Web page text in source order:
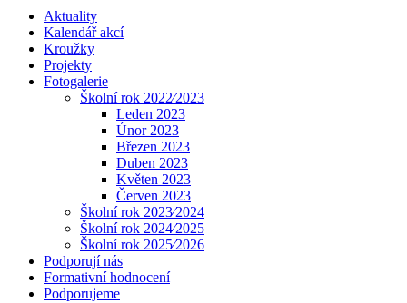
Aktuality
Kalendář akcí
Kroužky
Projekty
Fotogalerie
Školní rok 2022⁄2023
Leden 2023
Únor 2023
Březen 2023
Duben 2023
Květen 2023
Červen 2023
Školní rok 2023⁄2024
Školní rok 2024⁄2025
Školní rok 2025⁄2026
Podporují nás
Formativní hodnocení
Podporujeme